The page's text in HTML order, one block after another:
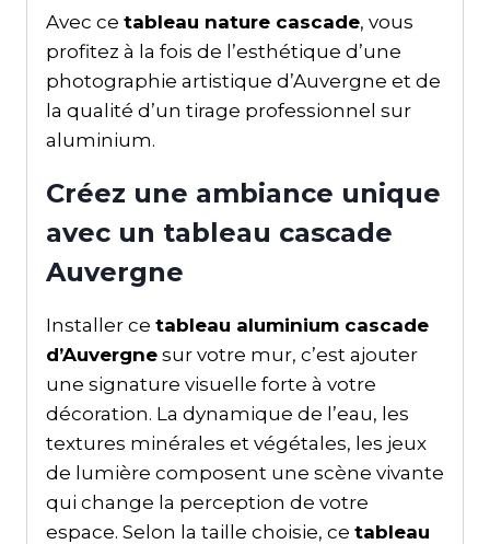
Avec ce tableau nature cascade, vous
profitez à la fois de l’esthétique d’une
photographie artistique d’Auvergne et de
la qualité d’un tirage professionnel sur
aluminium.
Créez une ambiance unique
avec un tableau cascade
Auvergne
Installer ce tableau aluminium cascade
d’Auvergne sur votre mur, c’est ajouter
une signature visuelle forte à votre
décoration. La dynamique de l’eau, les
textures minérales et végétales, les jeux
de lumière composent une scène vivante
qui change la perception de votre
espace. Selon la taille choisie, ce tableau